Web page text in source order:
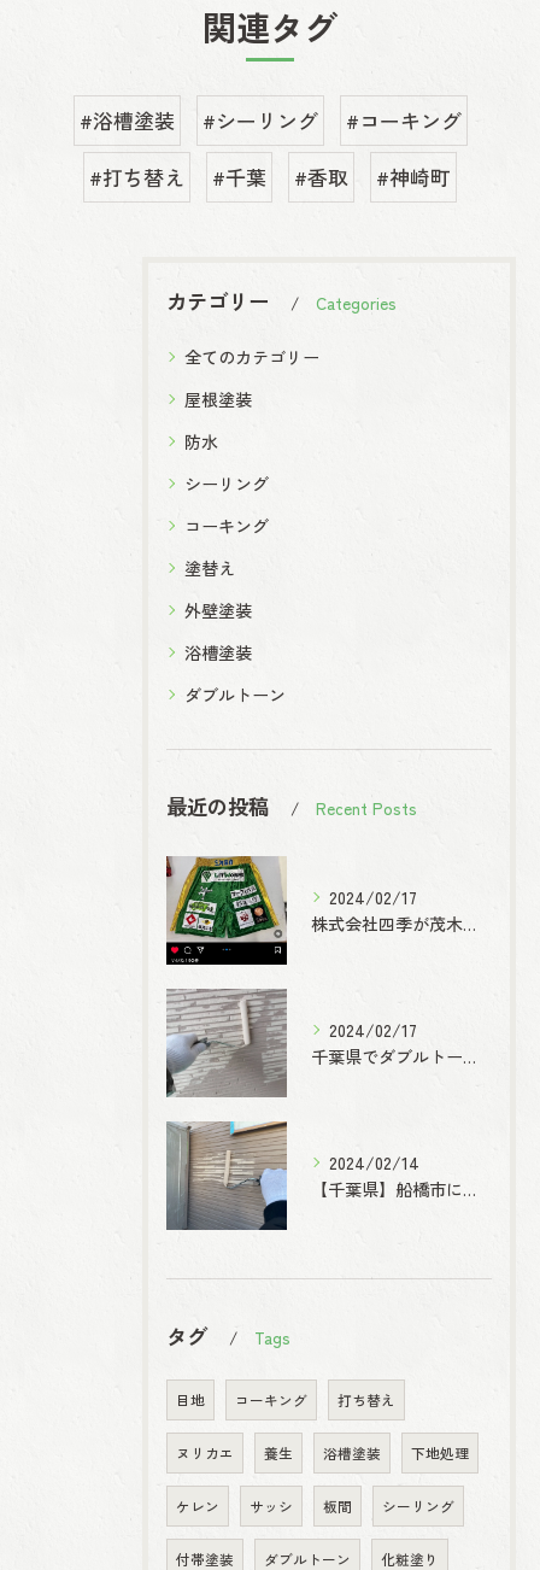
関連タグ
#浴槽塗装 #シーリング
#コーキング
#打ち替え
#千葉 #香取 #神崎町
カテゴリー Categories
全てのカテゴリー
屋根塗装
防水
シーリング
コーキング
塗替え
外壁塗装
浴槽塗装
ダブルトーン
最近の投稿 Recent Posts
2024/02/17
株式会社四季が茂木優樹選手を応援！｜香取郡神崎町
2024/02/17
千葉県でダブルトーン工法で外壁塗装なら株式会社四季へ‼
2024/02/14
【千葉県】船橋市にて外壁塗装工事【ダブルトーン】
タグ Tags
目地 コーキング 打ち替え
ヌリカエ 養生 浴槽塗装 下地処理
ケレン サッシ 板間 シーリング
付帯塗装 ダブルトーン 化粧塗り